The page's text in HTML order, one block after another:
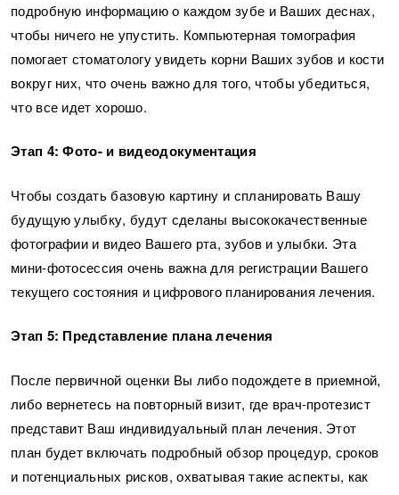
подробную информацию о каждом зубе и Ваших деснах,
чтобы ничего не упустить. Компьютерная томография
помогает стоматологу увидеть корни Ваших зубов и кости
вокруг них, что очень важно для того, чтобы убедиться,
что все идет хорошо.
Этап 4: Фото- и видеодокументация
Чтобы создать базовую картину и спланировать Вашу
будущую улыбку, будут сделаны высококачественные
фотографии и видео Вашего рта, зубов и улыбки. Эта
мини-фотосессия очень важна для регистрации Вашего
текущего состояния и цифрового планирования лечения.
Этап 5: Представление плана лечения
После первичной оценки Вы либо подождете в приемной,
либо вернетесь на повторный визит, где врач-протезист
представит Ваш индивидуальный план лечения. Этот
план будет включать подробный обзор процедур, сроков
и потенциальных рисков, охватывая такие аспекты, как